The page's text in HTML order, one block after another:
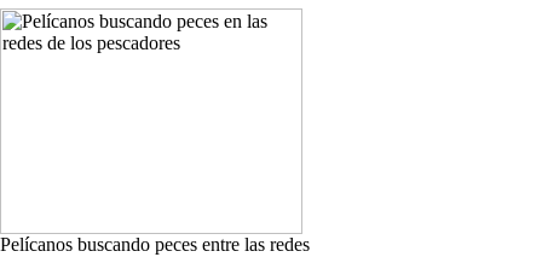
Pelícanos buscando peces entre las redes